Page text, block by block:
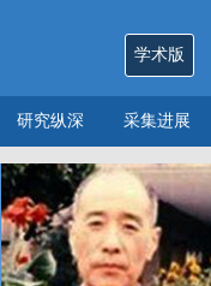
学术版
研究纵深 采集进展